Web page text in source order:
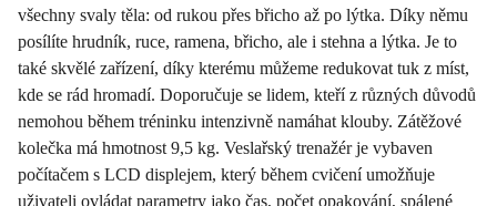
všechny svaly těla: od rukou přes břicho až po lýtka. Díky němu
posílíte hrudník, ruce, ramena, břicho, ale i stehna a lýtka. Je to
také skvělé zařízení, díky kterému můžeme redukovat tuk z míst,
kde se rád hromadí. Doporučuje se lidem, kteří z různých důvodů
nemohou během tréninku intenzivně namáhat klouby. Zátěžové
kolečka má hmotnost 9,5 kg. Veslařský trenažér je vybaven
počítačem s LCD displejem, který během cvičení umožňuje
uživateli ovládat parametry jako čas, počet opakování, spálené